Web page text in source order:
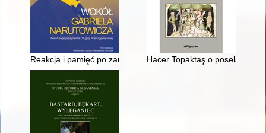
Reakcja i pamięć po zamordowaniu prezydenta RP Gabriela
Hacer Topaktaş o poselstwie